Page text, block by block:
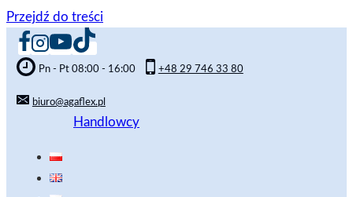
Przejdź do treści
Pn - Pt 08:00 - 16:00 +48 29 746 33 80
biuro@agaflex.pl
Handlowcy